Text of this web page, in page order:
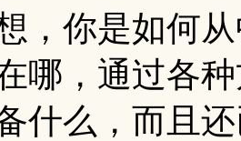
，你是如何
哪，通过各
什么，而且